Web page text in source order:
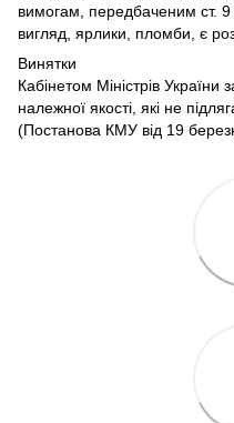
вимогам, передбаченим ст.
вигляд, ярлики, пломби, є
Винятки
Кабінетом Міністрів України
належної якості, які не
(Постанова КМУ від 19